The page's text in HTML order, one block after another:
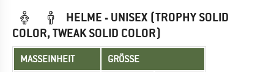
HELME - UNISEX (TROPHY SOLID
COLOR, TWEAK SOLID COLOR)
MASSEINHEIT GRÖSSE